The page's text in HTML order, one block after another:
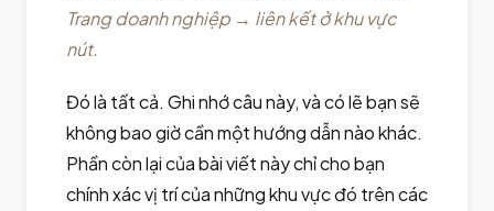
Trang doanh nghiệp → liên kết ở khu vực
nút.
Đó là tất cả. Ghi nhớ câu này, và có lẽ bạn sẽ
không bao giờ cần một hướng dẫn nào khác.
Phần còn lại của bài viết này chỉ cho bạn
chính xác vị trí của những khu vực đó trên các